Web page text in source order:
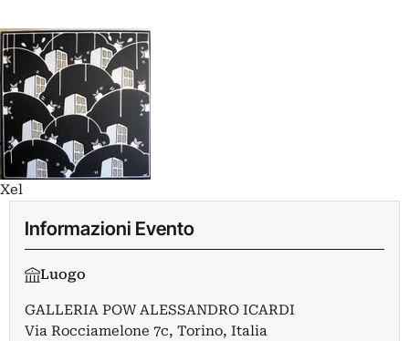
Xel
Informazioni Evento
Luogo
GALLERIA POW ALESSANDRO ICARDI
Via Rocciamelone 7c, Torino, Italia